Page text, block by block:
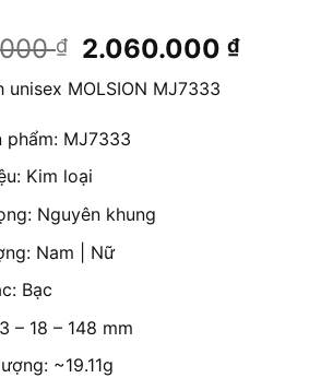
₫
Giá
gốc
là:
2.580.000 ₫.
2.060.000₫Giá
unisex MOLSION MJ7333
phẩm: MJ7333
Kim loại
Nguyên khung
Nam | Nữ
Bạc
– 18 – 148 mm
~19.11g